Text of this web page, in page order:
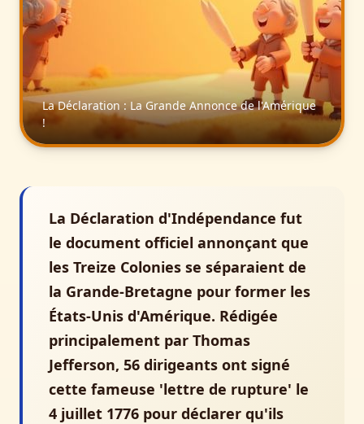
La Déclaration : La Grande Annonce de l'Amérique
!
La Déclaration d'Indépendance fut
le document officiel annonçant que
les Treize Colonies se séparaient de
la Grande-Bretagne pour former les
États-Unis d'Amérique. Rédigée
principalement par Thomas
Jefferson, 56 dirigeants ont signé
cette fameuse 'lettre de rupture' le
4 juillet 1776 pour déclarer qu'ils